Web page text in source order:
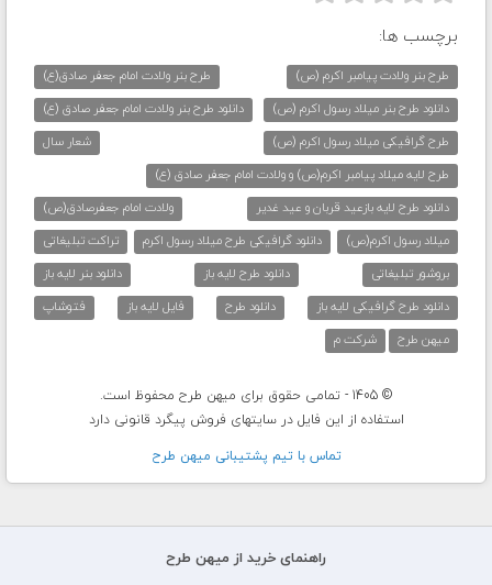
برچسب ها:
طرح بنر ولادت پیامبر اکرم (ص)
طرح بنر ولادت امام جعفر صادق(ع)
دانلود طرح بنر میلاد رسول اکرم (ص)
دانلود طرح بنر ولادت امام جعفر صادق (ع)
طرح گرافیکی میلاد رسول اکرم (ص)
شعار سال
طرح لایه میلاد پیامبر اکرم(ص) و ولادت امام جعفر صادق (ع)
دانلود طرح لایه بازعید قربان و عید غدیر
ولادت امام جعفرصادق(ص)
میلاد رسول اکرم(ص)
دانلود گرافیکی طرح میلاد رسول اکرم
تراکت تبلیغاتی
بروشور تبلیغاتی
دانلود طرح لایه باز
دانلود بنر لایه باز
دانلود طرح گرافیکی لایه باز
دانلود طرح فایل لایه باز
فتوشاپ
میهن طرح
شرکت م
© 1405 - تمامی حقوق برای میهن طرح محفوظ است.
استفاده از این فایل در سایتهای فروش پیگرد قانونی دارد
تماس با تيم پشتيبانی ميهن طرح
راهنمای خرید از میهن طرح